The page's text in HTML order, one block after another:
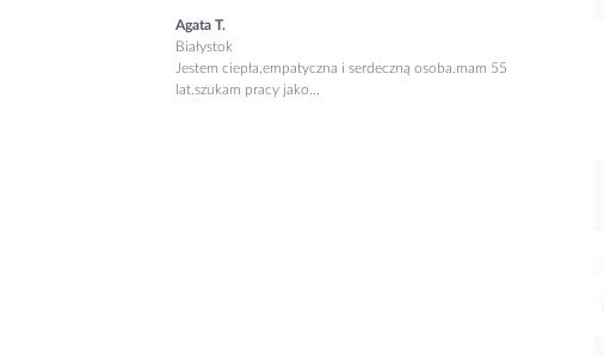
Agata T.
Białystok
Jestem ciepła,empatyczna i serdeczną osoba.mam 55
lat.szukam pracy jako...